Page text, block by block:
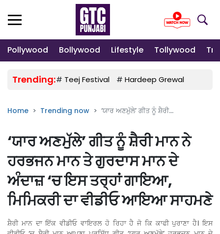
Pollywood Bollywood Lifestyle Tollywood
Trending:# Teej Festival # Hardeep Grewal
Home Trending now ‘ਯਾਰ ਅਣਮੁੱਲੇ’ ਗੀਤ ਨੂੰ ਸ਼ੈਰੀ...
‘ਯਾਰ ਅਣਮੁੱਲੇ’ ਗੀਤ ਨੂੰ ਸ਼ੈਰੀ ਮਾਨ ਨੇ
ਹਰਭਜਨ ਮਾਨ ਤੇ ਗੁਰਦਾਸ ਮਾਨ ਦੇ
ਅੰਦਾਜ਼ ‘ਚ ਇਸ ਤਰ੍ਹਾਂ ਗਾਇਆ,
ਮਿਮਿਕਰੀ ਦਾ ਵੀਡੀਓ ਆਇਆ ਸਾਹਮਣੇ
ਸ਼ੈਰੀ ਮਾਨ ਦਾ ਇੱਕ ਵੀਡੀਓ ਵਾਇਰਲ ਹੋ ਰਿਹਾ ਹੈ ਜੋ ਕਿ ਕਾਫੀ ਪੁਰਾਣਾ ਹੈ। ਇਸ